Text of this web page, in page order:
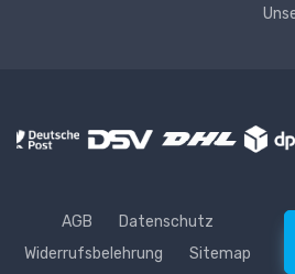
AGB
Datenschutz
Widerrufsbelehrung
Sitemap